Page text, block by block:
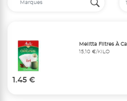
Melitta Filtres À
15,10 €/KILO
1.45 €